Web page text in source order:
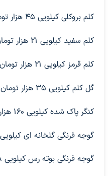
کلم بروکلی کیلویی ۴۵ هزار تومان
کلم سفید کیلویی ۲۱ هزار تومان
کلم قرمز کیلویی ۲۱ هزار تومان
گل کلم کیلویی ۳۵ هزار تومان
کنگر پاک شده کیلویی ۱۶۰ هزار تومان
گوجه فرنگی گلخانه ای کیلویی ۶۵ هزار تومان
گوجه فرنگی بوته رس کیلویی ۵۸ هزار تومان